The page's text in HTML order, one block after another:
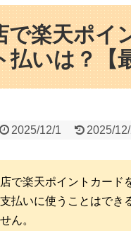
で楽天ポイ
払いは？【
2025/12/1 2025/
店で楽天ポイントカー
払いに使うことはでき
ん。